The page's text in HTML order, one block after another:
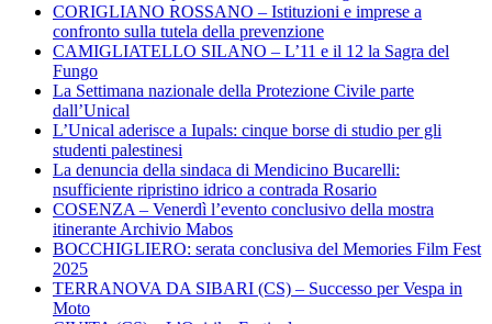
CORIGLIANO ROSSANO – Istituzioni e imprese a
confronto sulla tutela della prevenzione
CAMIGLIATELLO SILANO – L’11 e il 12 la Sagra del
Fungo
La Settimana nazionale della Protezione Civile parte
dall’Unical
L’Unical aderisce a Iupals: cinque borse di studio per gli
studenti palestinesi
La denuncia della sindaca di Mendicino Bucarelli:
nsufficiente ripristino idrico a contrada Rosario
COSENZA – Venerdì l’evento conclusivo della mostra
itinerante Archivio Mabos
BOCCHIGLIERO: serata conclusiva del Memories Film Fest
2025
TERRANOVA DA SIBARI (CS) – Successo per Vespa in
Moto